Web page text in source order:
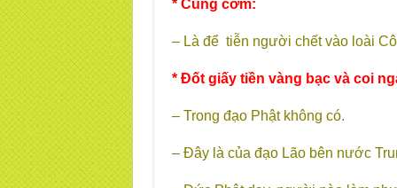
* Cúng cơm:
– Là để tiễn người chết vào loài
* Đốt giấy tiền vàng bạc và coi
– Trong đạo Phật không có.
– Đây là của đạo Lão bên nước